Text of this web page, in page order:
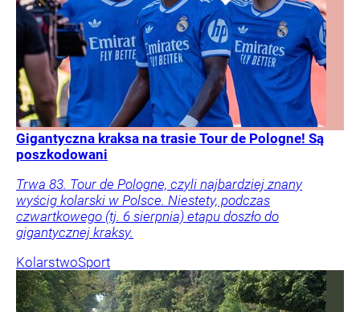
Gigantyczna kraksa na trasie Tour de Pologne! Są
poszkodowani
Trwa 83. Tour de Pologne, czyli najbardziej znany
wyścig kolarski w Polsce. Niestety, podczas
czwartkowego (tj. 6 sierpnia) etapu doszło do
gigantycznej kraksy.
KolarstwoSport